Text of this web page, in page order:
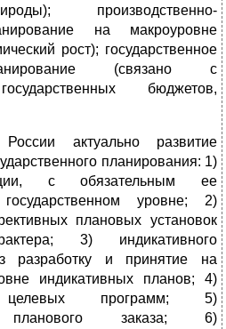
производственно-
на макроуровне
рост); государственное
(связано с
бюджетов,
актуально развитие
планирования: 1)
с обязательным ее
уровне; 2)
плановых установок
3) индикативного
разработку и принятие на
индикативных планов; 4)
целевых программ; 5)
планового заказа; 6)